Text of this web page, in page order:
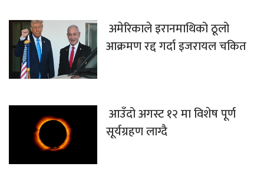
अमेरिकाले इरानमाथिको ठूलो
आक्रमण रद्द गर्दा इजरायल चकित
आउँदो अगस्ट १२ मा विशेष पूर्ण
सूर्यग्रहण लाग्दै